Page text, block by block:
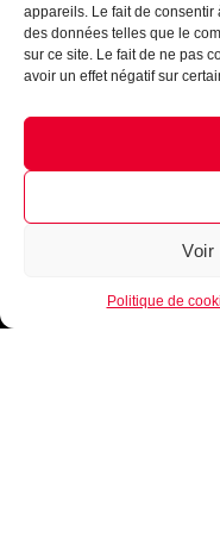
appareils. Le fait de
des données telles que le
sur ce site. Le fait de ne pas
avoir un effet négatif sur
Voir
Politique de